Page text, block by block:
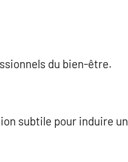
du bien-être.
subtile pour induire